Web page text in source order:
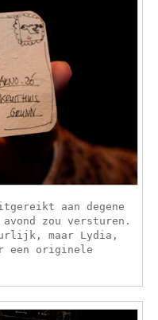
aan degene
zou versturen.
maar Lydia,
een originele